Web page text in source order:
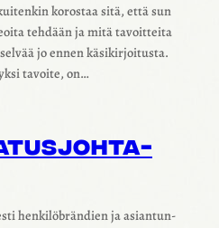
koros­taa sitä, että sun
tehdään ja mitä tavoit­teita
jo ennen käsi­kir­joi­tusta.
tavoite, on…
henki­löbrän­dien ja asian­tun­